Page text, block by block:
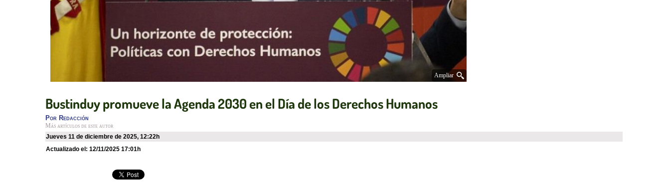
Ampliar
Bustinduy promueve la Agenda 2030 en el Día de los Derechos Humanos
Por Redacción
Más artículos de este autor
jueves 11 de diciembre de 2025, 12:22h
Actualizado el: 12/11/2025 17:01h